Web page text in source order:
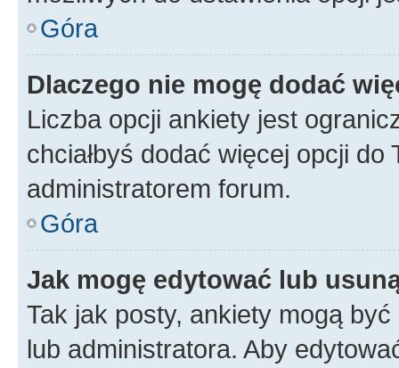
Góra
Dlaczego nie mogę dodać
Liczba opcji ankiety jest
chciałbyś dodać więcej opcji
administratorem forum.
Góra
Jak mogę edytować lub
Tak jak posty, ankiety mogą
lub administratora. Aby